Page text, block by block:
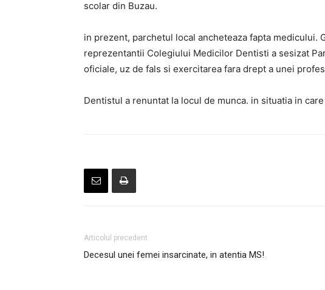
scolar din Buzau.
in prezent, parchetul local ancheteaza fapta medicului.
reprezentantii Colegiului Medicilor Dentisti a sesizat
oficiale, uz de fals si exercitarea fara drept a unei
Dentistul a renuntat la locul de munca. in situatia in
Articolul precedent
Decesul unei femei insarcinate, in atentia MS!